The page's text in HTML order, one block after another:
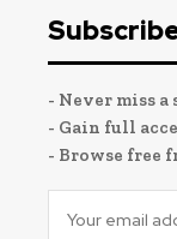
- Never miss
- Gain full
- Browse free